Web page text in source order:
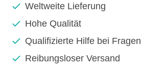
Weltweite Lieferung
Hohe Qualität
Qualifizierte Hilfe bei Fragen
Reibungsloser Versand